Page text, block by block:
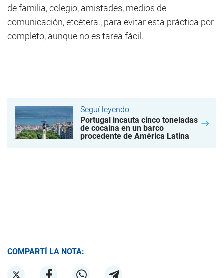
de familia, colegio, amistades, medios de
comunicación, etcétera., para evitar esta práctica por
completo, aunque no es tarea fácil.
Seguí leyendo
Portugal incauta cinco toneladas
de cocaína en un barco
procedente de América Latina
COMPARTÍ LA NOTA: